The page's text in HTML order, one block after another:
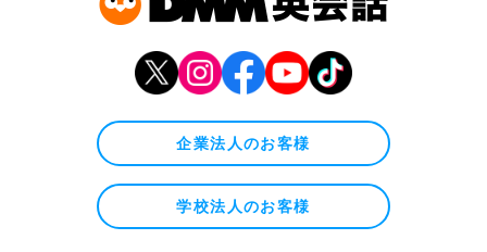
企業法人のお客様
学校法人のお客様